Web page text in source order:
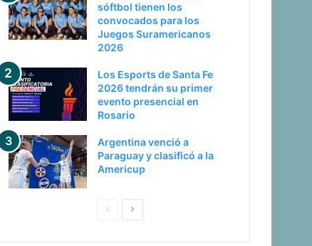
sóftbol tienen los
convocados para los
Juegos Suramericanos
2026
Los Esports de Santa Fe
2026 tendrán su primer
evento presencial en
Rosario
Argentina venció a
Paraguay y clasificó a la
Americup
PaginaSiguiente